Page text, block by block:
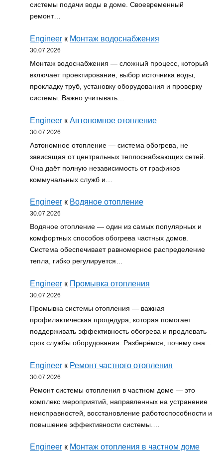
системы подачи воды в доме. Своевременный
ремонт…
Engineer к Монтаж водоснабжения
30.07.2026
Монтаж водоснабжения — сложный процесс, который
включает проектирование, выбор источника воды,
прокладку труб, установку оборудования и проверку
системы. Важно учитывать…
Engineer к Автономное отопление
30.07.2026
Автономное отопление — система обогрева, не
зависящая от центральных теплоснабжающих сетей.
Она даёт полную независимость от графиков
коммунальных служб и…
Engineer к Водяное отопление
30.07.2026
Водяное отопление — один из самых популярных и
комфортных способов обогрева частных домов.
Система обеспечивает равномерное распределение
тепла, гибко регулируется…
Engineer к Промывка отопления
30.07.2026
Промывка системы отопления — важная
профилактическая процедура, которая помогает
поддерживать эффективность обогрева и продлевать
срок службы оборудования. Разберёмся, почему она…
Engineer к Ремонт частного отопления
30.07.2026
Ремонт системы отопления в частном доме — это
комплекс мероприятий, направленных на устранение
неисправностей, восстановление работоспособности и
повышение эффективности системы.…
Engineer к Монтаж отопления в частном доме